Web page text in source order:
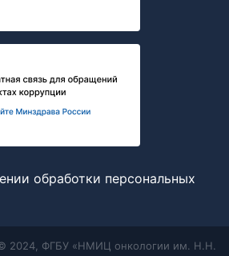
обработки персональных
2024, ФГБУ «НМИЦ онкологии им. Н.Н.